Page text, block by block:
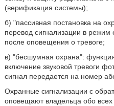
(верификация системы);
б) "пассивная постановка на
перевод сигнализации в режим
после оповещения о тревоге;
в) "бесшумная охрана":
включение звуковой тревоги
сигнал передается на номер
Охранные сигнализации с
оповещают владельца обо